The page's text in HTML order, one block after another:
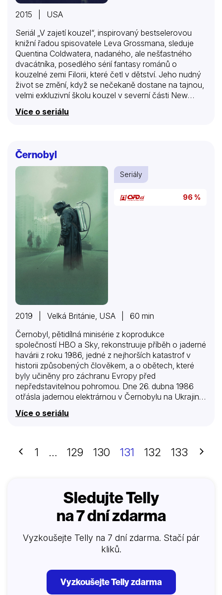
2015 | USA
Seriál „V zajetí kouzel“, inspirovaný bestselerovou
knižní řadou spisovatele Leva Grossmana, sleduje
Quentina Coldwatera, nadaného, ale nešťastného
dvacátníka, posedlého sérií fantasy románů o
kouzelné zemi Filorii, které četl v dětství. Jeho nudný
život se změní, když se nečekaně dostane na tajnou,
velmi exkluzivní školu kouzel v severní části New
řemesle. Kouzla však Quentinovi nepřinesou takové
mnohem temnější a nebezpečnější, než si vůbec
dokázal představit.
Více o seriálu
Černobyl
Seriály
96 %
2019 | Velká Británie, USA | 60 min
Černobyl, pětidílná minisérie z koprodukce
společností HBO a Sky, rekonstruuje příběh o jaderné
havárii z roku 1986, jedné z nejhorších katastrof v
historii způsobených člověkem, a o obětech, které
byly učiněny pro záchranu Evropy před
nepředstavitelnou pohromou. Dne 26. dubna 1986
otřásla jadernou elektrárnou v Černobylu na Ukrajině
mohutná exploze, která uvolnila nebezpečné
radioaktivní látky nejen na ukrajinském, běloruském a
ztvárňuje Valerije Legasova, předního sovětského
jaderného fyzika, který vedl vyšetřování tragické
pověřil vedením vládní komise zjišťující okolnosti
havárie. Emily Watsonová představuje jadernou
fyzičku Ulanu Khomyukovou, která chce odhalit
tajemství kolem černobylského neštěstí.
Více o seriálu
Předchozí
1 … 129 130 131 132 133 Další
Sledujte Telly
na 7 dní zdarma
Vyzkoušejte Telly na 7 dní zdarma. Stačí pár
kliků.
Vyzkoušejte Telly zdarma